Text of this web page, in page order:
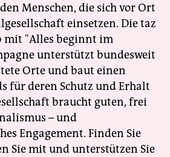
Menschen, die sich vor Ort
einsetzen. Die taz
mit "Alles beginnt im
unterstützt bundesweit
Orte und baut einen
für deren Schutz und Erhalt
braucht guten, frei
– und
Engagement. Finden Sie
Sie mit und unterstützen Sie